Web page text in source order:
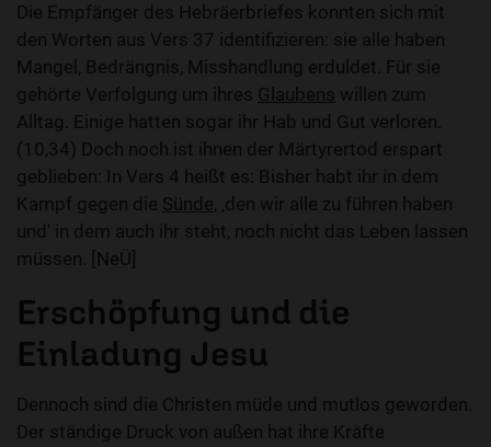
Die Empfänger des Hebräerbriefes konnten sich mit
den Worten aus Vers 37 identifizieren: sie alle haben
Mangel, Bedrängnis, Misshandlung erduldet. Für sie
gehörte Verfolgung um ihres Glaubens willen zum
Alltag. Einige hatten sogar ihr Hab und Gut verloren.
(10,34) Doch noch ist ihnen der Märtyrertod erspart
geblieben: In Vers 4 heißt es: Bisher habt ihr in dem
Kampf gegen die Sünde, ‚den wir alle zu führen haben
und' in dem auch ihr steht, noch nicht das Leben lassen
müssen. [NeÜ]
Erschöpfung und die
Einladung Jesu
Dennoch sind die Christen müde und mutlos geworden.
Der ständige Druck von außen hat ihre Kräfte